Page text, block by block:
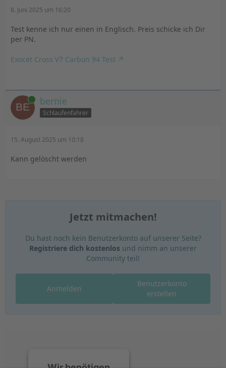
8. Juni 2025 um 16:20
Test kenne ich nur einen in Englisch. Preis schicke ich Dir
per PN.
Exocet Cross V7 Carbon 94 Test
Online bernie
Schlaufenfahrer
15. August 2025 um 10:18
Kann gelöscht werden
Jetzt mitmachen!
Du hast noch kein Benutzerkonto auf unserer Seite?
Registriere dich kostenlos und nimm an unserer
Community teil!
Benutzerkonto
erstellen
Anmelden